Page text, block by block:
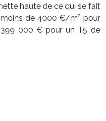
haute de ce qui se fait
de 4000 €/m² pour
000 € pour un T5 de